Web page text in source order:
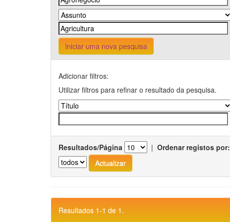
Iniciar uma nova pesquisa
Adicionar filtros:
Utilizar filtros para refinar o resultado da pesquisa.
Resultados/Página | Ordenar registos por:
Resultados 1-1 de 1.